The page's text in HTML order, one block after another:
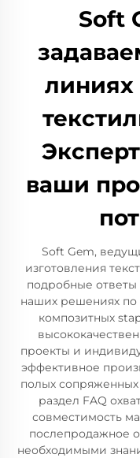
Soft
линиях
ваши
Soft Gem,
изготовления
подробные ответы
наших решениях по
композитных
проекты и
эффективное
полых
раздел FAQ
совместимость
послепродажное
необходимыми